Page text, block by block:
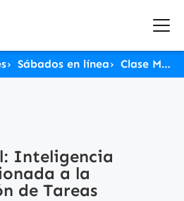
Sábados en línea Clase Magistral: Inteligencia Artificial relacionada a la Automatización de Tareas
Inteligencia
a la
de Tareas